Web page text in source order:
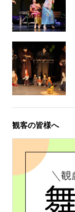
観客の皆様へ